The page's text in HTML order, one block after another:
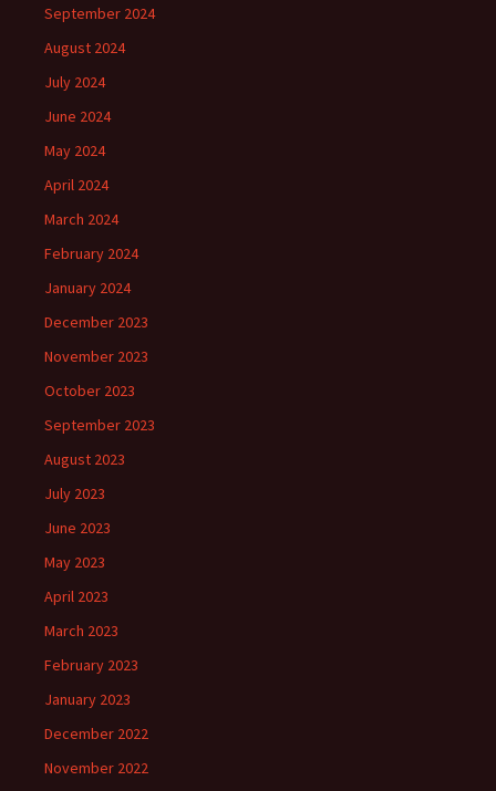
September 2024
August 2024
July 2024
June 2024
May 2024
April 2024
March 2024
February 2024
January 2024
December 2023
November 2023
October 2023
September 2023
August 2023
July 2023
June 2023
May 2023
April 2023
March 2023
February 2023
January 2023
December 2022
November 2022